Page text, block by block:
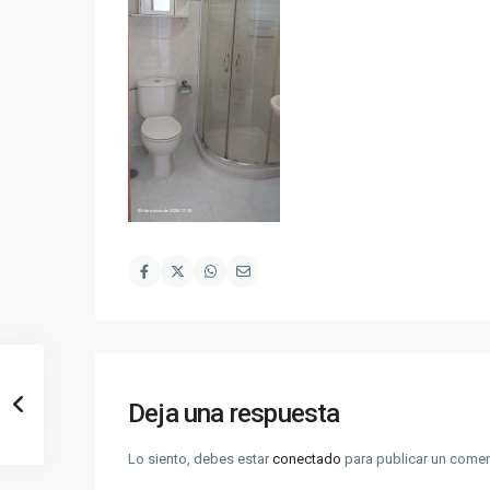
Deja una respuesta
Lo siento, debes estarconectado para publicar un